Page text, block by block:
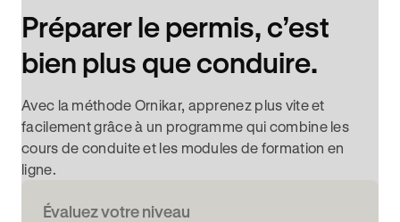
Préparer le permis, c’est
bien plus que conduire.
Avec la méthode Ornikar, apprenez plus vite et
facilement grâce à un programme qui combine les
cours de conduite et les modules de formation en
ligne.
Évaluez votre niveau